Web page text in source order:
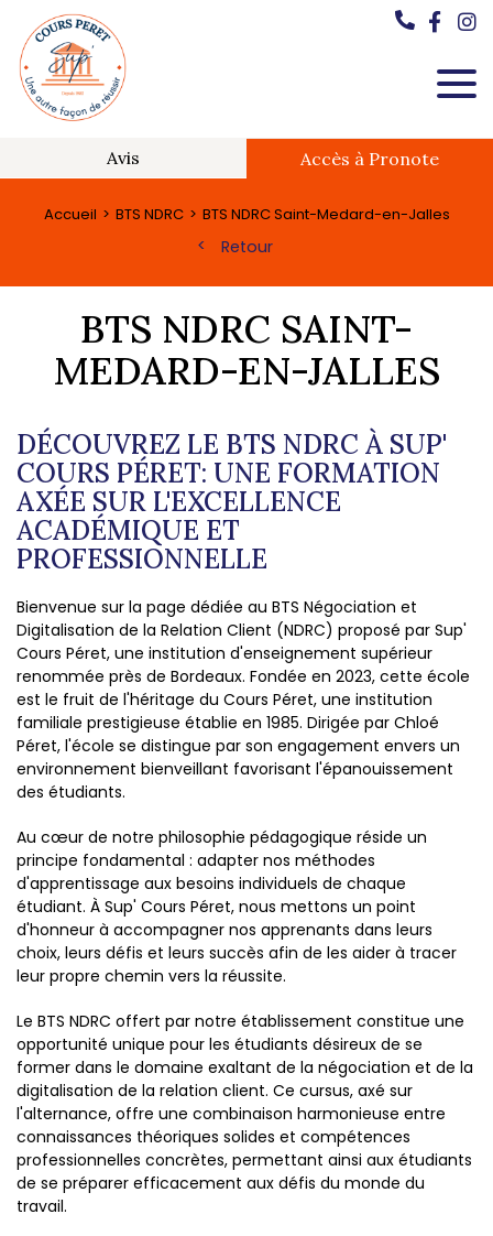
Avis Accès à Pronote
Accueil BTS NDRC BTS NDRC Saint-Medard-en-Jalles
Retour
BTS NDRC SAINT-
MEDARD-EN-JALLES
DÉCOUVREZ LE BTS NDRC À SUP'
COURS PÉRET: UNE FORMATION
AXÉE SUR L'EXCELLENCE
ACADÉMIQUE ET
PROFESSIONNELLE
Bienvenue sur la page dédiée au BTS Négociation et
Digitalisation de la Relation Client (NDRC) proposé par Sup'
Cours Péret, une institution d'enseignement supérieur
renommée près de Bordeaux. Fondée en 2023, cette école
est le fruit de l'héritage du Cours Péret, une institution
familiale prestigieuse établie en 1985. Dirigée par Chloé
Péret, l'école se distingue par son engagement envers un
environnement bienveillant favorisant l'épanouissement
des étudiants.
Au cœur de notre philosophie pédagogique réside un
principe fondamental : adapter nos méthodes
d'apprentissage aux besoins individuels de chaque
étudiant. À Sup' Cours Péret, nous mettons un point
d'honneur à accompagner nos apprenants dans leurs
choix, leurs défis et leurs succès afin de les aider à tracer
leur propre chemin vers la réussite.
Le BTS NDRC offert par notre établissement constitue une
opportunité unique pour les étudiants désireux de se
former dans le domaine exaltant de la négociation et de la
digitalisation de la relation client. Ce cursus, axé sur
l'alternance, offre une combinaison harmonieuse entre
connaissances théoriques solides et compétences
professionnelles concrètes, permettant ainsi aux étudiants
de se préparer efficacement aux défis du monde du
travail.